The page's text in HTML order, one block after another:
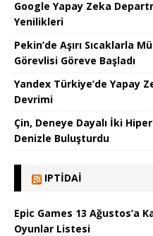
Google Yapay Zeka
Yenilikleri
Pekin’de Aşırı Sıcaklarla
Görevlisi Göreve Başladı
Yandex Türkiye’de Yapay
Devrimi
Çin, Deneye Dayalı İki
Denizle Buluşturdu
IPTIDAI
Epic Games 13 Ağustos’a
Oyunlar Listesi